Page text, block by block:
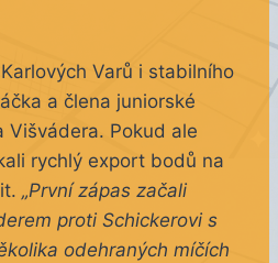
Varů i stabilního
a člena juniorské
Višvádera. Pokud ale
rychlý export bodů na
„První zápas začali
proti Schickerovi s
odehraných míčích